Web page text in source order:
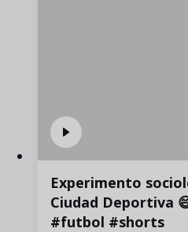
Experimento
Ciudad Deportiva 😅😅🤍#albacetebp
#futbol #shorts